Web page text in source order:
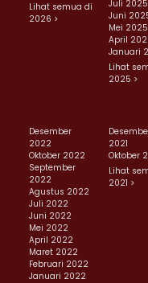
Lihat semua di
2026 >
Juli 2025
Juni
Mei 2025
April
Januari
Lihat
2025 >
Desember
2022
Oktober 2022
September
2022
Agustus 2022
Juli 2022
Juni 2022
Mei 2022
April 2022
Maret 2022
Februari 2022
Januari 2022
2021
Oktober
Lihat
2021 >